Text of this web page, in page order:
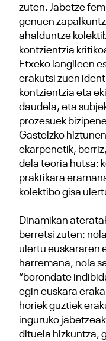
zuten. Jabetze
genuen
ahalduntze
kontzientzia
Etxeko langileen
erakutsi zuen
kontzientzia eta
daudela, eta
prozesuek
Gasteizko
ekarpenetik,
dela teoria hutsa:
praktikara
kolektibo gisa
Dinamikan
berretsi zuten:
ulertu euskararen
harremana, nola
“borondate
egin euskara
horiek guztiek
inguruko
dituela hizkuntza,